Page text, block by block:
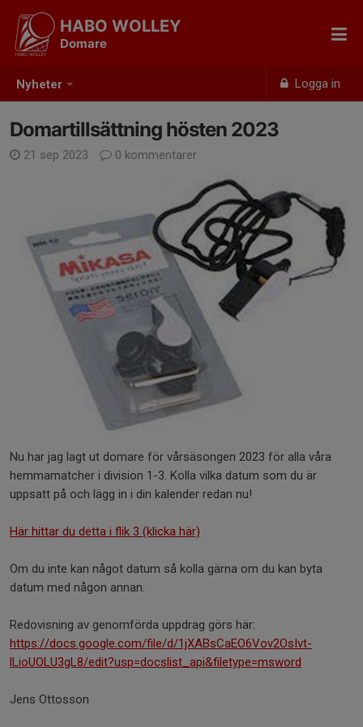
Nyheter Logga in
HABO WOLLEY
Domare
Domartillsättning hösten 2023
21 sep 2023 0 kommentarer
Nu har jag lagt ut domare för vårsäsongen 2023 för alla våra
hemmamatcher i division 1-3. Kolla vilka datum som du är
uppsatt på och lägg in i din kalender redan nu!
Här hittar du detta i flik 3 (klicka här)
Om du inte kan något datum så kolla gärna om du kan byta
datum med någon annan.
Redovisning av genomförda uppdrag görs här:
https://docs.google.com/file/d/1jXABsCaEO6Vov2OsIvt-
lLioUOLU3gL8/edit?usp=docslist_api&filetype=msword
Jens Ottosson